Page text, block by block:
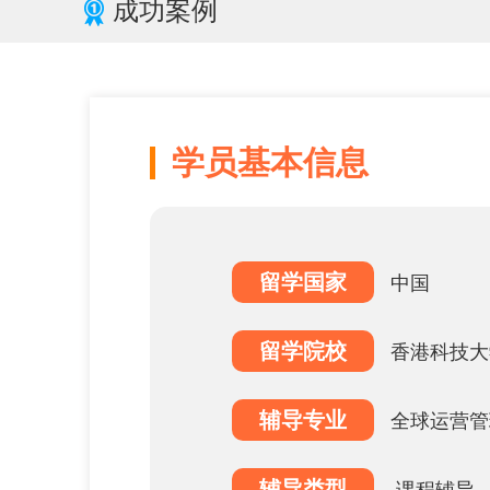
成功案例
学员基本信息
留学国家 中国
留学院校 香港科技
辅导专业 全球运营